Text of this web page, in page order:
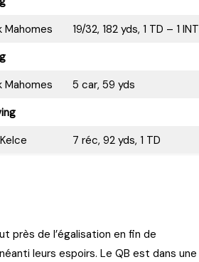
Mahomes
19/32, 182 yds, 1 TD – 1 INT
Mahomes
5 car, 59 yds
7 réc, 92 yds, 1 TD
près de l’égalisation en fin de
leurs espoirs. Le QB est dans une